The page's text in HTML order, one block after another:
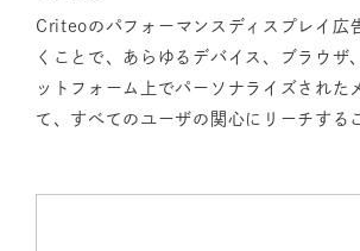
Criteoのパフォーマンスディスプレイ広
くことで、あらゆるデバイス、ブラウザ
ットフォーム上でパーソナライズされた
て、すべてのユーザの関心にリーチする